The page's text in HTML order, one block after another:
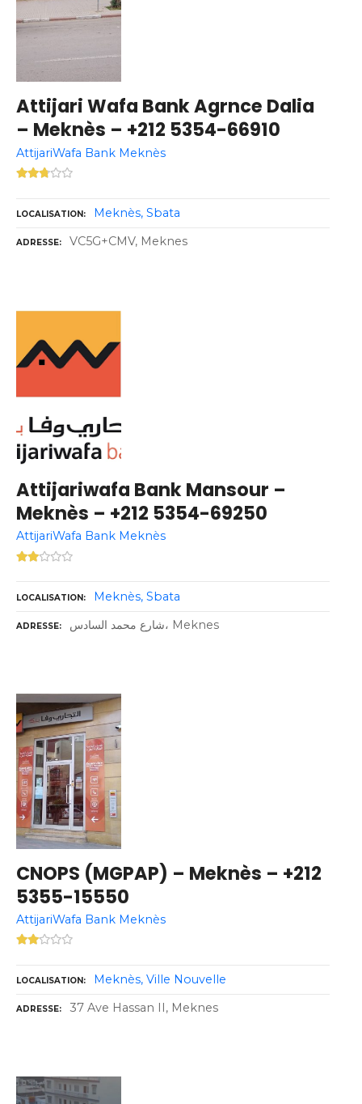
Attijari Wafa Bank Agrnce Dalia
– Meknès – +212 5354-66910
AttijariWafa Bank Meknès
LOCALISATION Meknès Sbata
ADRESSE VC5G+CMV, Meknes
Attijariwafa Bank Mansour –
Meknès – +212 5354-69250
AttijariWafa Bank Meknès
LOCALISATION Meknès Sbata
ADRESSE شارع محمد السادس، Meknes
CNOPS (MGPAP) – Meknès – +212
5355-15550
AttijariWafa Bank Meknès
LOCALISATION Meknès Ville Nouvelle
ADRESSE 37 Ave Hassan II, Meknes